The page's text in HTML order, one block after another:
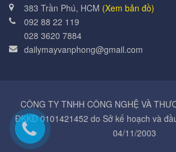
383 Trần Phú, HCM (Xem bản đồ)
092 88 22 119
028 3620 7884
dailymayvanphong@gmail.com
CÔNG TY TNHH CÔNG NGHỆ VÀ
ĐKKD 0101421452 do Sở kế hoạch và
04/11/2003